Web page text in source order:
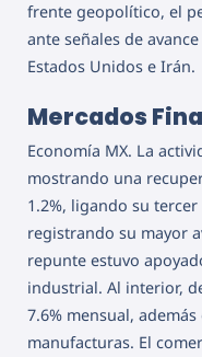
frente geopolítico, el
ante señales de
Estados Unidos e Irán.
Mercados
Economía MX. La
mostrando una
1.2%, ligando su
registrando su mayor
repunte estuvo
industrial. Al interior,
7.6% mensual,
manufacturas. El